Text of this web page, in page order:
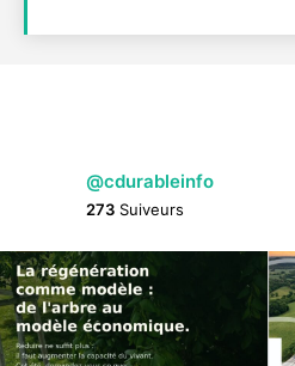
@cdurableinfo
273 Suiveurs